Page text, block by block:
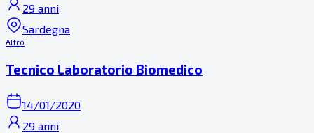
29 anni
Sardegna
Altro
Tecnico Laboratorio Biomedico
14/01/2020
29 anni